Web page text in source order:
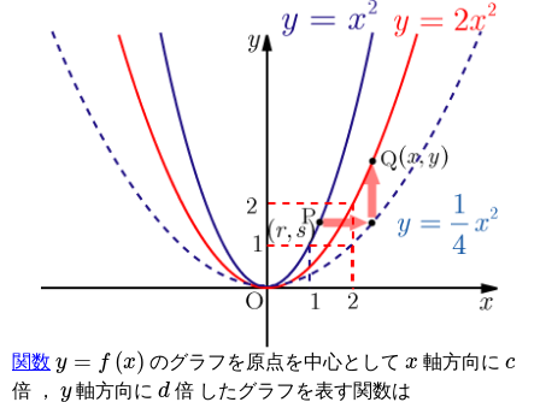
関数 x ) のグラフを原点を中心として 軸方向に
倍 ，
y
軸方向に
d
倍 したグラフを表す関数は